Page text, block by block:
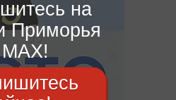
на
Приморья